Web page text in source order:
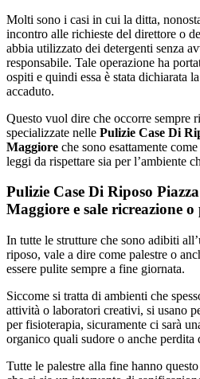
Molti sono i casi in cui la ditta,
incontro alle richieste del direttore o
abbia utilizzato dei detergenti senza
responsabile. Tale operazione ha
ospiti e quindi essa è stata dichiarata
accaduto.
Questo vuol dire che occorre sempre
specializzate nelle Pulizie Case Di
Maggiore che sono esattamente
leggi da rispettare sia per l’ambiente
Pulizie Case Di Riposo
Maggiore e sale ricreazione o
In tutte le strutture che sono adibiti
riposo, vale a dire come palestre o
essere pulite sempre a fine giornata.
Siccome si tratta di ambienti che
attività o laboratori creativi, si usano
per fisioterapia, sicuramente ci sarà
organico quali sudore o anche
Tutte le palestre alla fine hanno